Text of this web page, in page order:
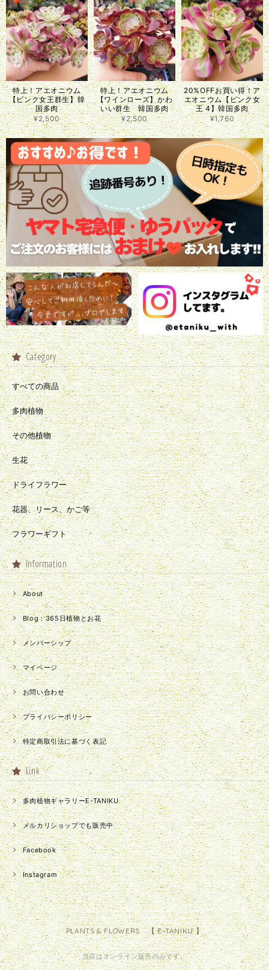
特上！アエオニウム
【ピンク女王群生】韓
国多肉
¥2,500
特上！アエオニウム
【ワインローズ】かわ
いい群生 韓国多肉
¥2,500
20%OFFお買い得！ア
エオニウム【ピンク女
王 4】韓国多肉
¥1,760
Category
すべての商品
多肉植物
その他植物
生花
ドライフラワー
花器、リース、かご等
フラワーギフト
Information
About
Blog：365日植物とお花
メンバーシップ
マイページ
お問い合わせ
プライバシーポリシー
特定商取引法に基づく表記
Link
多肉植物ギャラリーE-TANIKU
メルカリショップでも販売中
Facebook
Instagram
PLANTS & FLOWERS 【 E-TANIKU 】
当店はオンライン販売のみです。